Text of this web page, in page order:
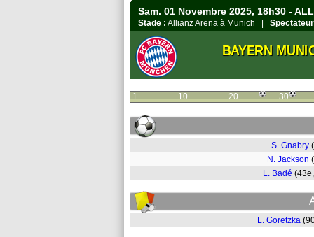
Sam. 01 Novembre 2025, 18h30 -
Stade : Allianz Arena à Munich |
BAYERN
1 10 20 30
S. Gnabry
N. Jackson
L. Badé
L. Goretzka